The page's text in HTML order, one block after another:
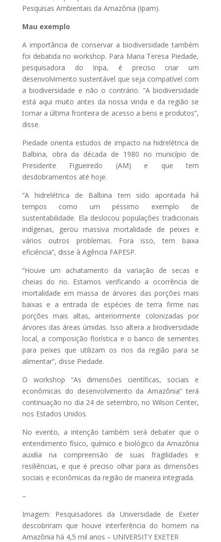
Pesquisas Ambientais da Amazônia (Ipam).
Mau exemplo
A importância de conservar a biodiversidade também
foi debatida no workshop. Para Maria Teresa Piedade,
pesquisadora do Inpa, é preciso criar um
desenvolvimento sustentável que seja compatível com
a biodiversidade e não o contrário. “A biodiversidade
está aqui muito antes da nossa vinda e da região se
tornar a última fronteira de acesso a bens e produtos”,
disse.
Piedade orienta estudos de impacto na hidrelétrica de
Balbina, obra da década de 1980 no município de
Presidente Figueiredo (AM) e que tem
desdobramentos até hoje.
“A hidrelétrica de Balbina tem sido apontada há
tempos como um péssimo exemplo de
sustentabilidade. Ela deslocou populações tradicionais
indígenas, gerou massiva mortalidade de peixes e
vários outros problemas. Fora isso, tem baixa
eficiência”, disse à Agência FAPESP.
“Houve um achatamento da variação de secas e
cheias do rio. Estamos verificando a ocorrência de
mortalidade em massa de árvores das porções mais
baixas e a entrada de espécies de terra firme nas
porções mais altas, anteriormente colonizadas por
árvores das áreas úmidas. Isso altera a biodiversidade
local, a composição florística e o banco de sementes
para peixes que utilizam os rios da região para se
alimentar”, disse Piedade.
O workshop “As dimensões científicas, sociais e
econômicas do desenvolvimento da Amazônia” terá
continuação no dia 24 de setembro, no Wilson Center,
nos Estados Unidos.
No evento, a intenção também será debater que o
entendimento físico, químico e biológico da Amazônia
auxilia na compreensão de suas fragilidades e
resiliências, e que é preciso olhar para as dimensões
sociais e econômicas da região de maneira integrada.
–
Imagem: Pesquisadores da Universidade de Exeter
descobriram que houve interferência do homem na
Amazônia há 4,5 mil anos – UNIVERSITY EXETER